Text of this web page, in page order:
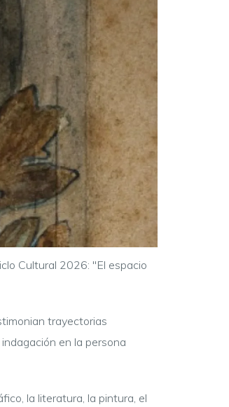
Cultural 2026: "El espacio
trayectorias
en la persona
la literatura, la pintura, el